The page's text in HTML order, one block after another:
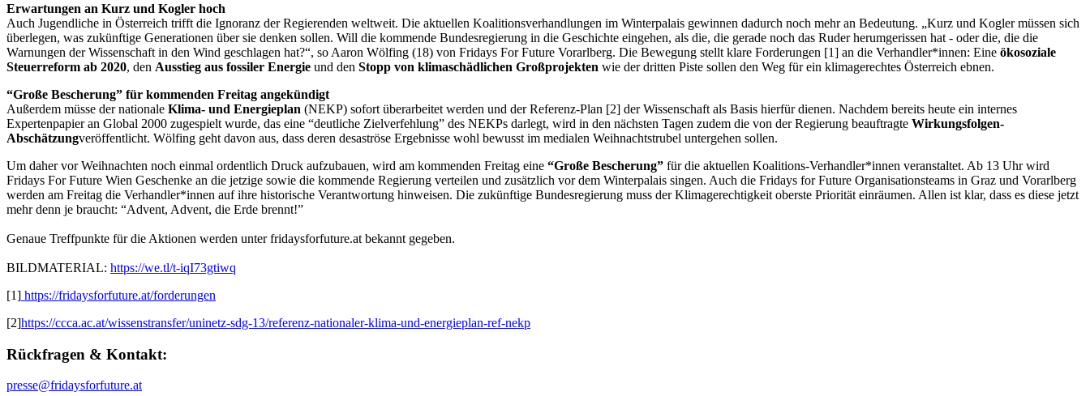
Erwartungen an Kurz und Kogler hoch
Auch Jugendliche in Österreich trifft die Ignoranz der Regierenden weltweit. Die aktuellen Koalitionsverhandlungen im Winterpalais gewinnen dadurch noch mehr an Bedeutung. „Kurz und Kogler müssen sich
überlegen, was zukünftige Generationen über sie denken sollen. Will die kommende Bundesregierung in die Geschichte eingehen, als die, die gerade noch das Ruder herumgerissen hat - oder die, die die
Warnungen der Wissenschaft in den Wind geschlagen hat?“, so Aaron Wölfing (18) von Fridays For Future Vorarlberg. Die Bewegung stellt klare Forderungen [1] an die Verhandler*innen: Eine ökosoziale
Steuerreform ab 2020, den Ausstieg aus fossiler Energie und den Stopp von klimaschädlichen Großprojekten wie der dritten Piste sollen den Weg für ein klimagerechtes Österreich ebnen.
“Große Bescherung” für kommenden Freitag angekündigt
Außerdem müsse der nationale Klima- und Energieplan (NEKP) sofort überarbeitet werden und der Referenz-Plan [2] der Wissenschaft als Basis hierfür dienen. Nachdem bereits heute ein internes
Expertenpapier an Global 2000 zugespielt wurde, das eine “deutliche Zielverfehlung” des NEKPs darlegt, wird in den nächsten Tagen zudem die von der Regierung beauftragte Wirkungsfolgen-
Abschätzungveröffentlicht. Wölfing geht davon aus, dass deren desaströse Ergebnisse wohl bewusst im medialen Weihnachtstrubel untergehen sollen.
Um daher vor Weihnachten noch einmal ordentlich Druck aufzubauen, wird am kommenden Freitag eine “Große Bescherung” für die aktuellen Koalitions-Verhandler*innen veranstaltet. Ab 13 Uhr wird
Fridays For Future Wien Geschenke an die jetzige sowie die kommende Regierung verteilen und zusätzlich vor dem Winterpalais singen. Auch die Fridays for Future Organisationsteams in Graz und Vorarlberg
werden am Freitag die Verhandler*innen auf ihre historische Verantwortung hinweisen. Die zukünftige Bundesregierung muss der Klimagerechtigkeit oberste Priorität einräumen. Allen ist klar, dass es diese jetzt
mehr denn je braucht: “Advent, Advent, die Erde brennt!”
Genaue Treffpunkte für die Aktionen werden unter fridaysforfuture.at bekannt gegeben.
BILDMATERIAL: https://we.tl/t-iqI73gtiwq
[1] https://fridaysforfuture.at/forderungen
[2]https://ccca.ac.at/wissenstransfer/uninetz-sdg-13/referenz-nationaler-klima-und-energieplan-ref-nekp
Rückfragen & Kontakt:
presse@fridaysforfuture.at